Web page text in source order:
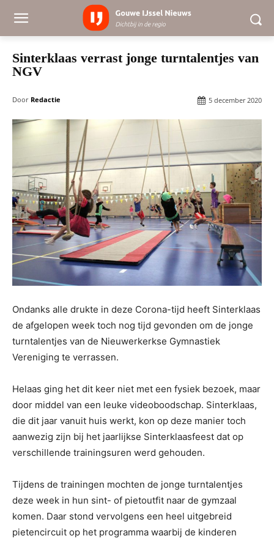
Sinterklaas verrast jonge turntalentjes van
NGV
Door Redactie 5 december 2020
Ondanks alle drukte in deze Corona-tijd heeft Sinterklaas
de afgelopen week toch nog tijd gevonden om de jonge
turntalentjes van de Nieuwerkerkse Gymnastiek
Vereniging te verrassen.
Helaas ging het dit keer niet met een fysiek bezoek, maar
door middel van een leuke videoboodschap. Sinterklaas,
die dit jaar vanuit huis werkt, kon op deze manier toch
aanwezig zijn bij het jaarlijkse Sinterklaasfeest dat op
verschillende trainingsuren werd gehouden.
Tijdens de trainingen mochten de jonge turntalentjes
deze week in hun sint- of pietoutfit naar de gymzaal
komen. Daar stond vervolgens een heel uitgebreid
pietencircuit op het programma waarbij de kinderen